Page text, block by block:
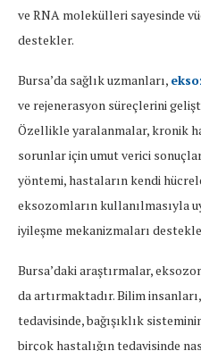
ve RNA molekülleri sayesinde
destekler.
Bursa’da sağlık uzmanları,
ve rejenerasyon süreçlerini
Özellikle yaralanmalar, kronik
sorunlar için umut verici
yöntemi, hastaların kendi
eksozomların kullanılmasıyla
iyileşme mekanizmaları
Bursa’daki araştırmalar,
da artırmaktadır. Bilim
tedavisinde, bağışıklık
birçok hastalığın tedavisinde